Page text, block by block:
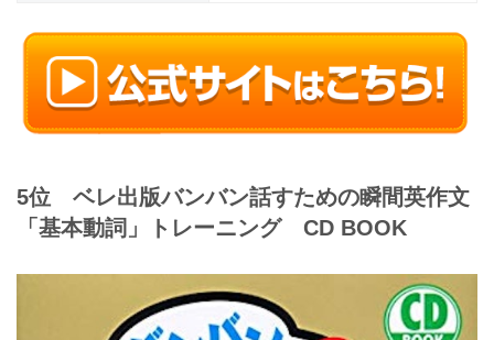
5位 ベレ出版バンバン話すための瞬間英作文
「基本動詞」トレーニング CD BOOK